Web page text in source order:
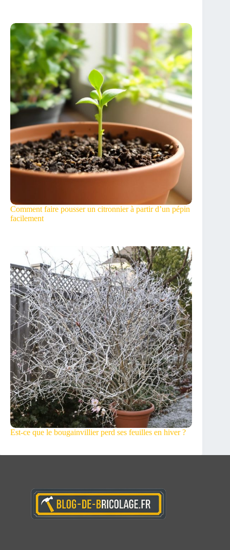
Comment faire pousser un citronnier à partir d’un pépin
facilement
Est-ce que le bougainvillier perd ses feuilles en hiver ?